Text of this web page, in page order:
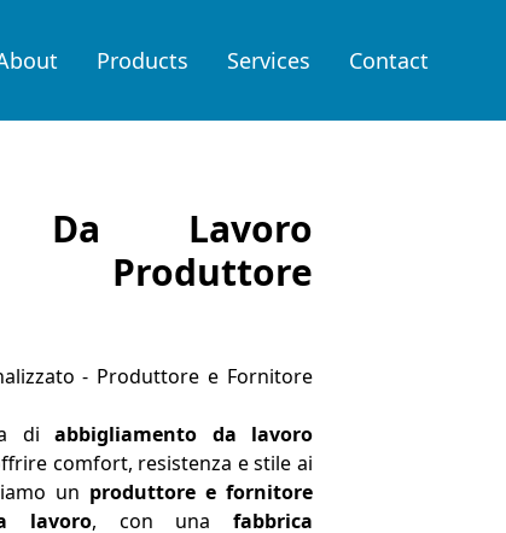
Products Services Contact
Da Lavoro
Produttore
- Produttore e Fornitore
di abbigliamento da lavoro
comfort, resistenza e stile ai
un produttore e fornitore
lavoro, con unafabbrica